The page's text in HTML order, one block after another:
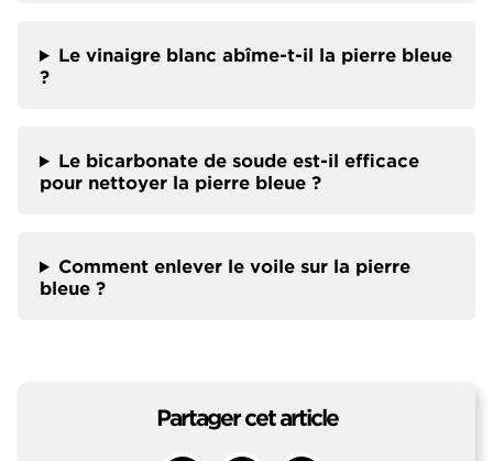
Le vinaigre blanc abîme-t-il la pierre bleue
?
Le bicarbonate de soude est-il efficace
pour nettoyer la pierre bleue ?
Comment enlever le voile sur la pierre
bleue ?
Partager cet article